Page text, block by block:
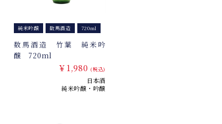
純米吟醸 数馬酒造 720ml
数馬酒造 竹葉 純米吟
醸 720ml
￥1,980 (税込)
日本酒
純米吟醸・吟醸